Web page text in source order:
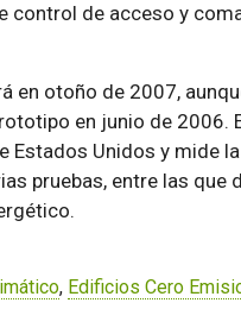
control de acceso y
en otoño de 2007,
en junio de 2006.
Estados Unidos y mide
pruebas, entre las que
, Edificios Cero